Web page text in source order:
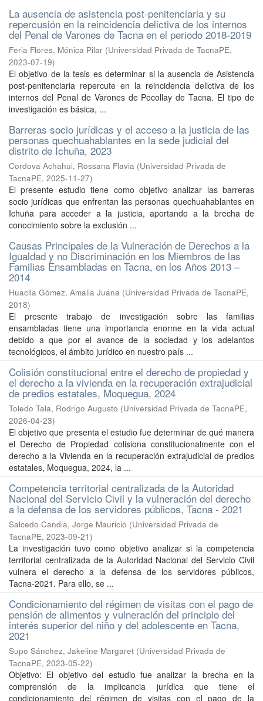
La ausencia de asistencia post-penitenciaria y su
repercusión en la reincidencia delictiva de los internos
del Penal de Varones de Tacna en el periodo 2018-2019
Feria Flores, Mónica Pilar (Universidad Privada de TacnaPE,
2023-07-19)
El objetivo de la tesis es determinar si la ausencia de Asistencia
post-penitenciaria repercute en la reincidencia delictiva de los
internos del Penal de Varones de Pocollay de Tacna. El tipo de
investigación es básica, ...
Barreras socio jurídicas y el acceso a la justicia de las
personas quechuahablantes en la sede judicial del
distrito de Ichuña, 2023
Cordova Achahui, Rossana Flavia (Universidad Privada de
TacnaPE, 2025-11-27)
El presente estudio tiene como objetivo analizar las barreras
socio jurídicas que enfrentan las personas quechuahablantes en
Ichuña para acceder a la justicia, aportando a la brecha de
conocimiento sobre la exclusión ...
Causas Principales de la Vulneración de Derechos a la
Igualdad y no Discriminación en los Miembros de las
Familias Ensambladas en Tacna, en los Años 2013 –
2014
Huaclla Gómez, Amalia Juana (Universidad Privada de TacnaPE,
2018)
El presente trabajo de investigación sobre las familias
ensambladas tiene una importancia enorme en la vida actual
debido a que por el avance de la sociedad y los adelantos
tecnológicos, el ámbito jurídico en nuestro país ...
Colisión constitucional entre el derecho de propiedad y
el derecho a la vivienda en la recuperación extrajudicial
de predios estatales, Moquegua, 2024
Toledo Tala, Rodrigo Augusto (Universidad Privada de TacnaPE,
2026-04-23)
El objetivo que presenta el estudio fue determinar de qué manera
el Derecho de Propiedad colisiona constitucionalmente con el
derecho a la Vivienda en la recuperación extrajudicial de predios
estatales, Moquegua, 2024, la ...
Competencia territorial centralizada de la Autoridad
Nacional del Servicio Civil y la vulneración del derecho
a la defensa de los servidores públicos, Tacna - 2021
Salcedo Candia, Jorge Mauricio (Universidad Privada de
TacnaPE, 2023-09-21)
La investigación tuvo como objetivo analizar si la competencia
territorial centralizada de la Autoridad Nacional del Servicio Civil
vulnera el derecho a la defensa de los servidores públicos,
Tacna-2021. Para ello, se ...
Condicionamiento del régimen de visitas con el pago de
pensión de alimentos y vulneración del principio del
interés superior del niño y del adolescente en Tacna,
2021
Supo Sánchez, Jakeline Margaret (Universidad Privada de
TacnaPE, 2023-05-22)
Objetivo: El objetivo del estudio fue analizar la brecha en la
comprensión de la implicancia jurídica que tiene el
condicionamiento del régimen de visitas con el pago de la